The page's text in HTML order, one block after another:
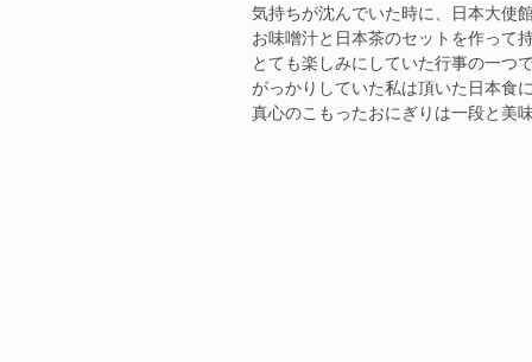
気持ちが沈んでいた時に、日本大使
お味噌汁と日本茶のセットを作って
とても楽しみにしていた行事の一つ
がっかりしていた私は頂いた日本食
真心のこもったおにぎりは一段と美